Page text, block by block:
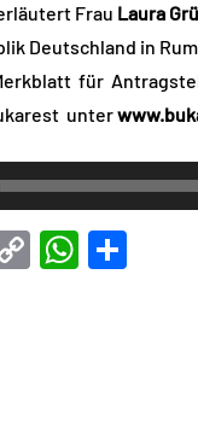
Frau Laura
Deutschland in
für
unter
Copy